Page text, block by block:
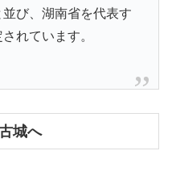
び、湖南省を代表す
れています。
城へ